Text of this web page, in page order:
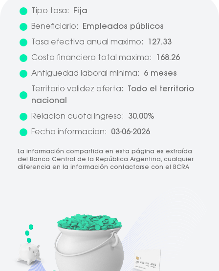
Tipo tasa:
Fija
Beneficiario:
Empleados públicos
Tasa efectiva anual maximo:
127.33
Costo financiero total maximo:
168.26
Antiguedad laboral minima:
6 meses
Territorio validez oferta:
Todo el territorio
nacional
Relacion cuota ingreso:
30.00%
Fecha informacion:
03-06-2026
La información compartida en esta página es extraída
del Banco Central de la República Argentina, cualquier
diferencia en la información contactarse con el BCRA